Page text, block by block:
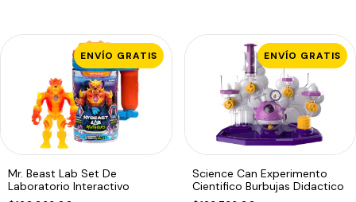
ENVÍO GRATIS
Mr. Beast Lab Set De
Laboratorio Interactivo
ENVÍO GRATIS
Science Can Experimento
Cientifico Burbujas Didactico